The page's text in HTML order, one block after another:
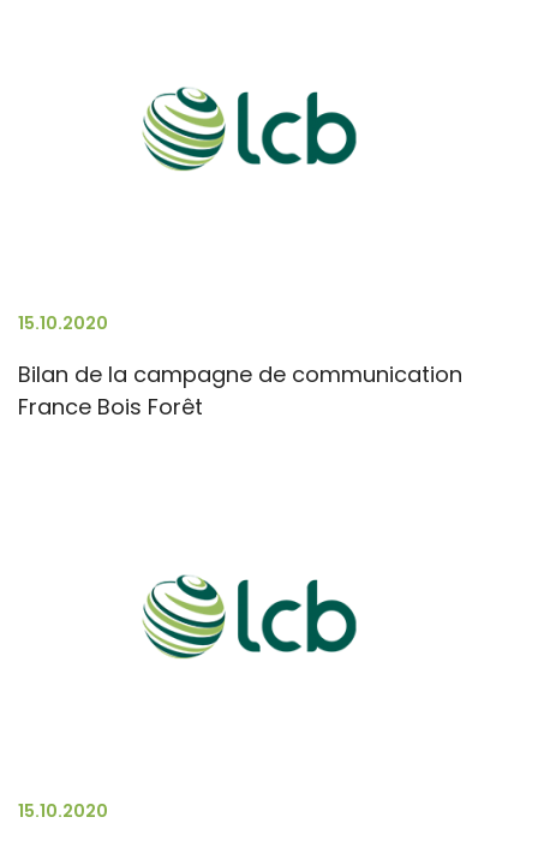
15.10.2020
Bilan de la campagne de communication
France Bois Forêt
15.10.2020